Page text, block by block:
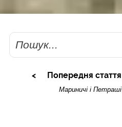
Пошук
Попередня стаття
Мариничі і Петраші